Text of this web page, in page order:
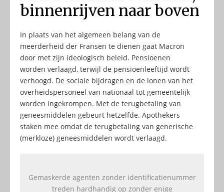
binnenrijven naar boven
In plaats van het algemeen belang van de
meerderheid der Fransen te dienen gaat Macron
door met zijn ideologisch beleid. Pensioenen
worden verlaagd, terwijl de pensioenleeftijd wordt
verhoogd. De sociale bijdragen en de lonen van het
overheidspersoneel van nationaal tot gemeentelijk
worden ingekrompen. Met de terugbetaling van
geneesmiddelen gebeurt hetzelfde. Apothekers
staken mee omdat de terugbetaling van generische
(merkloze) geneesmiddelen wordt verlaagd.
Gemaskerde agenten zonder identificatienummer
treden hardhandig op zonder enige